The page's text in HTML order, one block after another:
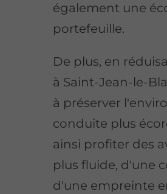
également une
portefeuille.
De plus, en
à Saint-Jean-le-
à préserver
conduite plus
ainsi profiter des
plus fluide, d'une
d'une empreinte